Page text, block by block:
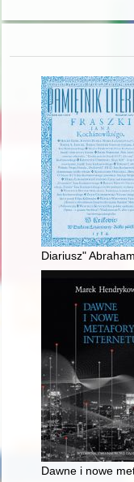
Diariusz"
Dawne i nowe